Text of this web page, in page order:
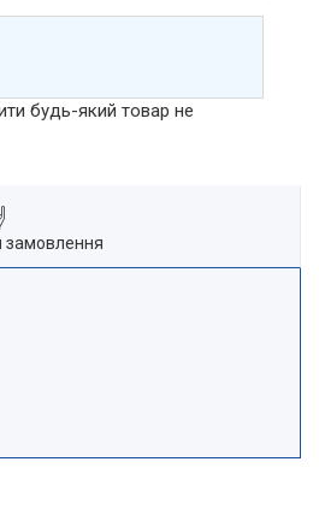
будь-який товар не
замовлення